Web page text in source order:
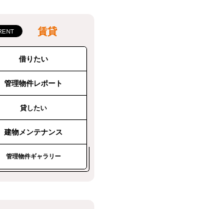
賃貸
借りたい
管理物件レポート
貸したい
建物メンテナンス
管理物件ギャラリー